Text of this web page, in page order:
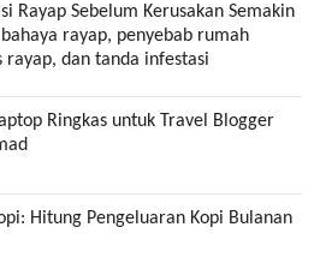
Rayap Sebelum Kerusakan Semakin
rayap, penyebab rumah
rayap, dan tanda infestasi
Ringkas untuk Travel Blogger
Hitung Pengeluaran Kopi Bulanan